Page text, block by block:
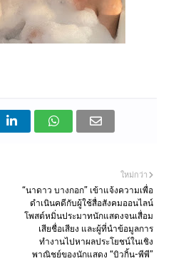
ใหม่กว่า
“นาดาว บางกอก” เข้าแจ้งความเพื่อ
ดำเนินคดีกับผู้ใช้สื่อสังคมออนไลน์
โพสต์หมิ่นประมาทนักแสดงจนเสื่อม
เสียชื่อเสียง และผู้ที่นำข้อมูลการ
ทำงานไปหาผลประโยชน์ในเชิง
พาณิชย์ของนักแสดง “บิวกิ้น-พีพี”